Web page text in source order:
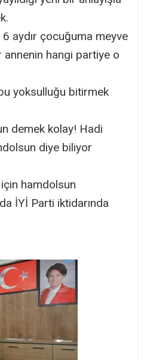
aydır çocuğuma meyve
annenin hangi partiye o
yoksulluğu bitirmek
demek kolay! Hadi
diye biliyor
hamdolsun
İYİ Parti iktidarında